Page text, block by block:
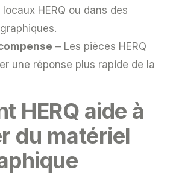
HERQ ou dans des
– Les pièces HERQ
une réponse plus rapide de la
HERQ aide à
du matériel